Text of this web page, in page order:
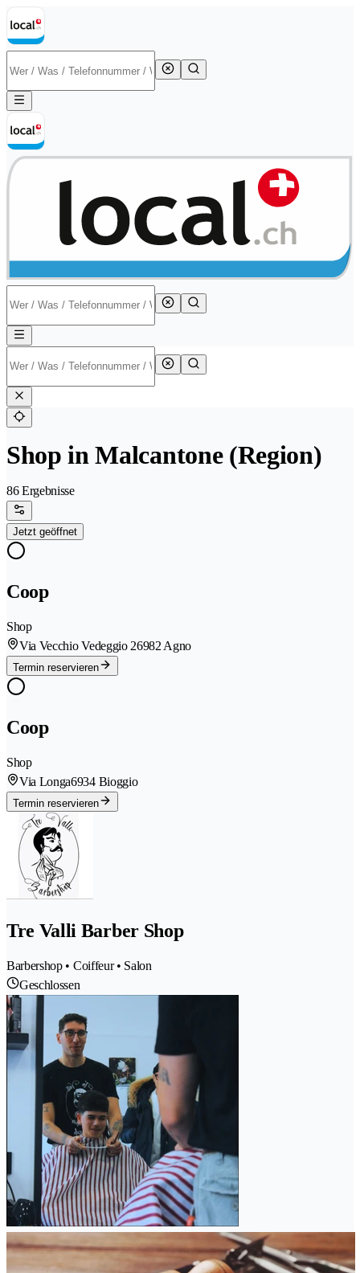
Shop in Malcantone (Region)
86 Ergebnisse
Jetzt geöffnet
Coop
Shop
Via Vecchio Vedeggio 26982 Agno
Termin reservieren
Coop
Shop
Via Longa6934 Bioggio
Termin reservieren
Tre Valli Barber Shop
Barbershop • Coiffeur • Salon
Geschlossen